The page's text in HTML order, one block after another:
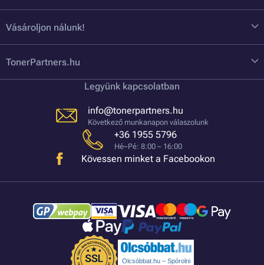
Vásároljon nálunk!
TonerPartners.hu
Legyünk kapcsolatban
info@tonerpartners.hu
Következő munkanapon válaszolunk
+36 1955 5796
Hé–Pé: 8:00 – 16:00
Kövessen minket a Facebookon
Olcsóbbat.hu – Spórolni